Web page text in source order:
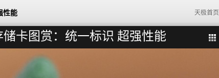
性能 天极首页
卡图赏：统一标识 超强性能